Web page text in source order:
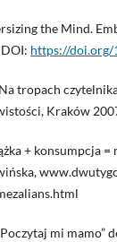
the Mind.
https://doi.org/
tropach
Kraków
+ konsumpcja
mi mamo”